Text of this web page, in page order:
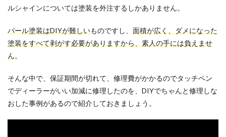
ルシャインについては塗装を外注するしかありません。
パール塗装はDIYが難しいものですし、 面積が広く、ダメになった
塗装をすべて剥がす必要がありますから、素人の手には負えませ
ん。
そんな中で、保証期間が切れて、修理費がかかるのでタッチペン
でディーラーがいい加減に修理したのを、DIYでちゃんと修理しな
おした事例があるので紹介しておきましょう。